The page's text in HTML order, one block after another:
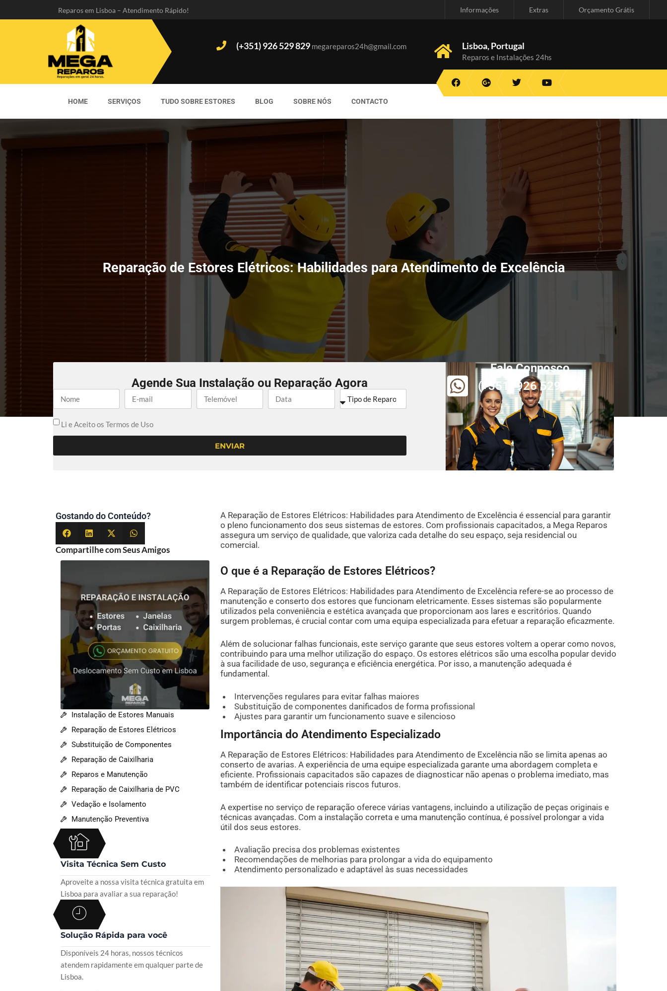
Reparos em Lisboa – Atendimento Rápido! Informações Extras Orçamento Grátis
(+351) 926 529 829 megareparos24h@gmail.com Lisboa, Portugal
Reparos e Instalações 24hs
HOME SERVIÇOS TUDO SOBRE ESTORES BLOG SOBRE NÓS CONTACTO
Reparação de Estores Elétricos: Habilidades para Atendimento de Excelência
Agende Sua Instalação ou Reparação Agora
Li e Aceito os Termos de Uso
ENVIAR
Fale Connosco
(+351) 926 529 829
A Reparação de Estores Elétricos: Habilidades para Atendimento de Excelência é essencial para garantir
o pleno funcionamento dos seus sistemas de estores. Com profissionais capacitados, a Mega Reparos
assegura um serviço de qualidade, que valoriza cada detalhe do seu espaço, seja residencial ou
comercial.
O que é a Reparação de Estores Elétricos?
A Reparação de Estores Elétricos: Habilidades para Atendimento de Excelência refere-se ao processo de
manutenção e conserto dos estores que funcionam eletricamente. Esses sistemas são popularmente
utilizados pela conveniência e estética avançada que proporcionam aos lares e escritórios. Quando
surgem problemas, é crucial contar com uma equipa especializada para efetuar a reparação eficazmente.
Além de solucionar falhas funcionais, este serviço garante que seus estores voltem a operar como novos,
contribuindo para uma melhor utilização do espaço. Os estores elétricos são uma escolha popular devido
à sua facilidade de uso, segurança e eficiência energética. Por isso, a manutenção adequada é
fundamental.
Intervenções regulares para evitar falhas maiores
Substituição de componentes danificados de forma profissional
Ajustes para garantir um funcionamento suave e silencioso
Importância do Atendimento Especializado
A Reparação de Estores Elétricos: Habilidades para Atendimento de Excelência não se limita apenas ao
conserto de avarias. A experiência de uma equipe especializada garante uma abordagem completa e
eficiente. Profissionais capacitados são capazes de diagnosticar não apenas o problema imediato, mas
também de identificar potenciais riscos futuros.
A expertise no serviço de reparação oferece várias vantagens, incluindo a utilização de peças originais e
técnicas avançadas. Com a instalação correta e uma manutenção contínua, é possível prolongar a vida
útil dos seus estores.
Avaliação precisa dos problemas existentes
Recomendações de melhorias para prolongar a vida do equipamento
Atendimento personalizado e adaptável às suas necessidades
Gostando do Conteúdo?
Compartilhe com Seus Amigos
Instalação de Estores Manuais
Reparação de Estores Elétricos
Substituição de Componentes
Reparação de Caixilharia
Reparos e Manutenção
Reparação de Caixilharia de PVC
Vedação e Isolamento
Manutenção Preventiva
Visita Técnica Sem Custo
Aproveite a nossa visita técnica gratuita em
Lisboa para avaliar a sua reparação!
Solução Rápida para você
Disponíveis 24 horas, nossos técnicos
atendem rapidamente em qualquer parte de
Lisboa.